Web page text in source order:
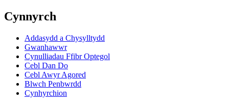
Cynnyrch
Addasydd a Chysylltydd
Gwanhawwr
Cynulliadau Ffibr Optegol
Cebl Dan Do
Cebl Awyr Agored
Blwch Penbwrdd
Cynhyrchion